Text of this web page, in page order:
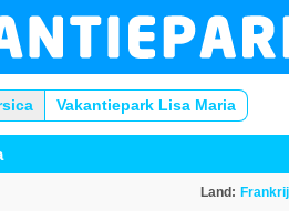
Vakantiepark Lisa Maria
Land: